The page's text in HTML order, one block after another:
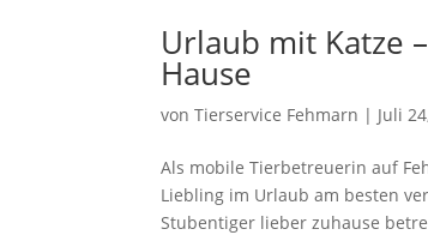
Urlaub mit Katze
Hause
vonTierservice Fehmarn | Juli
Als mobile Tierbetreuerin auf
Liebling im Urlaub am besten
Stubentiger lieber zuhause